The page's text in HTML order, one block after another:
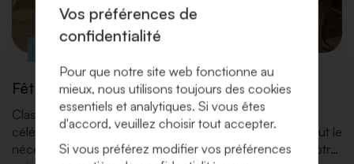
Fêtes de mariage
Classic Design Rental transforme votre mariage en une
célébration élégante et sans souci. Nous fournissons tout le
nécessaire pour aménager parfaitement votre salle et votre
Vos préférences de
confidentialité
Pour que notre site web fonctionne au
mieux, nous utilisons toujours des cookies
essentiels et analytiques. Si vous êtes
d'accord, veuillez choisir tout accepter.
Si vous préférez modifier vos préférences